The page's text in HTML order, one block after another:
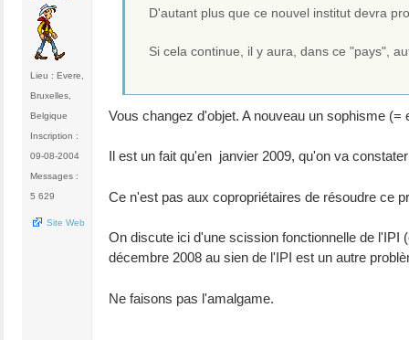
Lieu : Evere,
Bruxelles,
Belgique
Inscription :
09-08-2004
Messages :
5 629
Site Web
D'autant plus que ce nouvel institut devra
Si cela continue, il y aura, dans ce "pays",
Vous changez d'objet. A nouveau un sophisme
Il est un fait qu'en janvier 2009, qu'on va
Ce n'est pas aux copropriétaires de résoudre ce
On discute ici d'une scission fonctionnelle de
décembre 2008 au sien de l'IPI est un autre
Ne faisons pas l'amalgame.